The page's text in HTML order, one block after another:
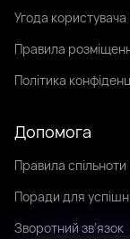
Угода користувача
Правила
Політика
Допомога
Правила спільноти
Поради для
Зворотний зв’язок